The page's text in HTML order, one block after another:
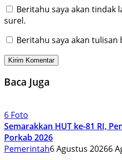
Beritahu saya akan tindak
surel.
Beritahu saya akan
Baca Juga
6 Foto
Semarakkan HUT ke-81 RI,
Porkab 2026
Pemerintah6 Agustus 20266